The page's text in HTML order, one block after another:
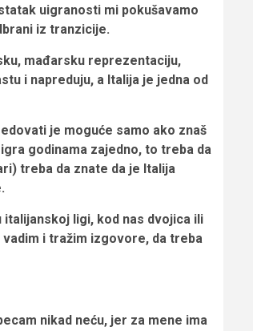
uigranosti mi pokušavamo
iz tranzicije.
mađarsku reprezentaciju,
i napreduju, a Italija je jedna od
je moguće samo ako znaš
godinama zajedno, to treba da
treba da znate da je Italija
ligi, kod nas dvojica ili
i tražim izgovore, da treba
nikad neću, jer za mene ima